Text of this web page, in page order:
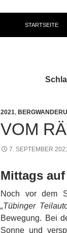
STARTSEITE
2021,
VOM
7. SEPTEMBER 2021
Mittags
Noch vor dem
„Tübinger
Bewegung. Bei
Sonne und